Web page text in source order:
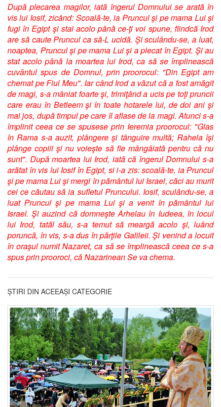
După plecarea magilor, iată îngerul Domnului se arată în
vis lui Iosif, zicând: Scoală-te, ia Pruncul şi pe mama Lui şi
fugi în Egipt şi stai acolo până ce-ţi voi spune, fiindcă Irod
are să caute Pruncul ca să-L ucidă. Şi sculându-se, a luat,
noaptea, Pruncul şi pe mama Lui şi a plecat în Egipt. Şi au
stat acolo până la moartea lui Irod, ca să se împlinească
cuvântul spus de Domnul, prin proorocul: "Din Egipt am
chemat pe Fiul Meu". Iar când Irod a văzut că a fost amăgit
de magi, s-a mâniat foarte şi, trimiţând a ucis pe toţi pruncii
care erau în Betleem şi în toate hotarele lui, de doi ani şi
mai jos, după timpul pe care îl aflase de la magi. Atunci s-a
împlinit ceea ce se spusese prin Ieremia proorocul: "Glas
în Rama s-a auzit, plângere şi tânguire multă; Rahela îşi
plânge copiii şi nu voieşte să fie mângâiată pentru că nu
sunt". După moartea lui Irod, iată că îngerul Domnului s-a
arătat în vis lui Iosif în Egipt, si i-a zis: scoală-te, ia Pruncul
şi pe mama Lui şi mergi în pământul lui Israel, căci au murit
cei ce căutau să ia sufletul Pruncului. Iosif, sculându-se, a
luat Pruncul şi pe mama Lui şi a venit în pământul lui
Israel. Şi auzind că domneşte Arhelau în Iudeea, în locul
lui Irod, tatăl său, s-a temut să meargă acolo şi, luând
poruncă, în vis, s-a dus în părţile Galileii. Şi venind a locuit
în oraşul numit Nazaret, ca să se împlinească ceea ce s-a
spus prin prooroci, că Nazarinean Se va chema.
ȘTIRI DIN ACEEAȘI CATEGORIE